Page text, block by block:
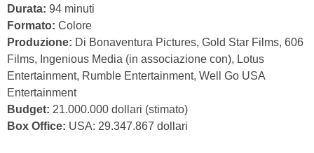
Durata: 94 minuti
Formato: Colore
Produzione: Di Bonaventura Pictures, Gold Star Films, 606
Films, Ingenious Media (in associazione con), Lotus
Entertainment, Rumble Entertainment, Well Go USA
Entertainment
Budget: 21.000.000 dollari (stimato)
Box Office: USA: 29.347.867 dollari